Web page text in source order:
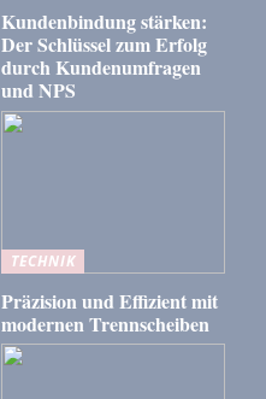
Kundenbindung stärken:
Der Schlüssel zum Erfolg
durch Kundenumfragen
und NPS
TECHNIK
Präzision und Effizient mit
modernen Trennscheiben